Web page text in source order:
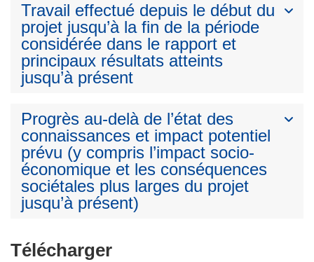
Travail effectué depuis le début du
projet jusqu’à la fin de la période
considérée dans le rapport et
principaux résultats atteints
jusqu’à présent
Progrès au-delà de l’état des
connaissances et impact potentiel
prévu (y compris l’impact socio-
économique et les conséquences
sociétales plus larges du projet
jusqu’à présent)
TéléchargerTélécharger